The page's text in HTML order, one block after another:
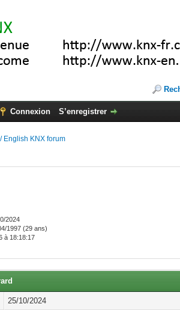
Connexion S’enregistrer
English KNX forum
2024
1997 (29 ans)
à 18:18:17
25/10/2024